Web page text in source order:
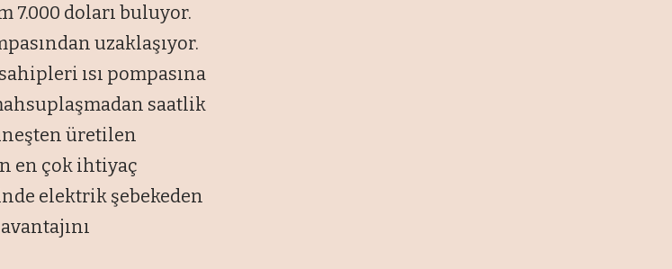
7.000 doları buluyor.
uzaklaşıyor.
ısı pompasına
saatlik
üretilen
en çok ihtiyaç
elektrik şebekeden